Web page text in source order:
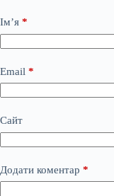
Ім’я *
Email *
Сайт
Додати коментар *